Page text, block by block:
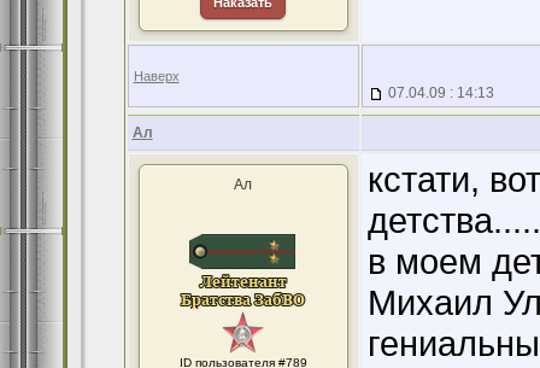
Наверх
07.04.09 : 14:13
Ал
Ал
ID пользователя #789
кстати,
в моем
Михаил